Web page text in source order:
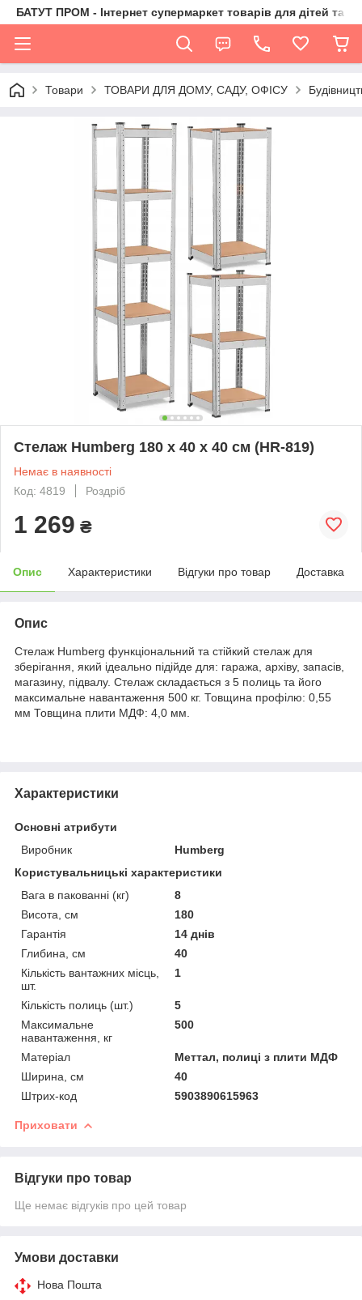
БАТУТ ПРОМ - Інтернет супермаркет товарів для дітей та їх
Товари ТОВАРИ ДЛЯ ДОМУ, САДУ, ОФІСУ
Стелаж Humberg 180 х 40 х 40 см (HR-819)
Немає в наявності
Код: 4819
Роздріб
1 269 ₴
Опис Характеристики Відгуки про товар Доставка
Опис
Стелаж Humberg функціональний та стійкий стелаж для
зберігання, який ідеально підійде для: гаража, архіву, запасів,
магазину, підвалу. Стелаж складається з 5 полиць та його
максимальне навантаження 500 кг. Товщина профілю: 0,55
мм Товщина плити МДФ: 4,0 мм.
Характеристики
Основні атрибути
Виробник
Humberg
Користувальницькі характеристики
Вага в пакованні (кг)
8
Висота, см
180
Гарантія
14 днів
Глибина, см
40
Кількість вантажних місць,
шт.
1
Кількість полиць (шт.)
5
Максимальне
навантаження, кг
500
Матеріал
Меттал, полиці з плити МДФ
Ширина, см
40
Штрих-код
5903890615963
Приховати
Відгуки про товар
Ще немає відгуків про цей товар
Умови доставки
Нова Пошта